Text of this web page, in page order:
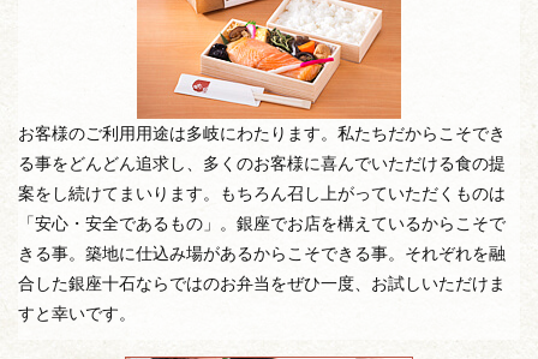
お客様のご利用用途は多岐にわたります。私たちだからこそでき
る事をどんどん追求し、多くのお客様に喜んでいただける食の提
案をし続けてまいります。もちろん召し上がっていただくものは
「安心・安全であるもの」。銀座でお店を構えているからこそで
きる事。築地に仕込み場があるからこそできる事。それぞれを融
合した銀座十石ならではのお弁当をぜひ一度、お試しいただけま
すと幸いです。